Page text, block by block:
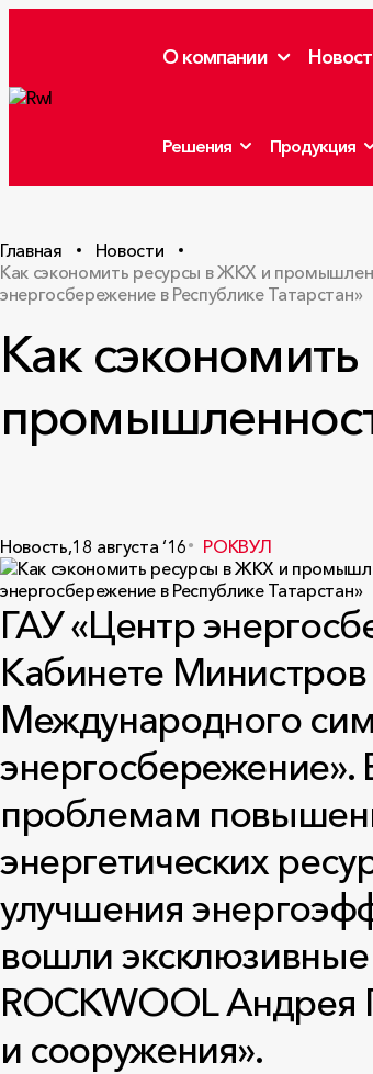
О компании
Решения Продукция
Главная
Новости
Как сэкономить ресурсы в ЖКХ и
энергосбережение в Республике Татарстан»
Как
Новость,18 августа ‘16 РОКВУЛ
ГАУ «Центр
Кабинете Министров
Международного
проблемам
энергетических
улучшения
вошли
ROCKWOOL Андрея
и сооружения».